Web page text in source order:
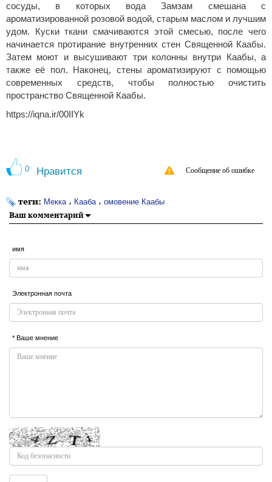
сосуды, в которых вода Замзам смешана с
ароматизированной розовой водой, старым маслом и лучшим
удом. Куски ткани смачиваются этой смесью, после чего
начинается протирание внутренних стен Священной Каабы.
Затем моют и высушивают три колонны внутри Каабы, а
также её пол. Наконец, стены ароматизируют с помощью
современных средств, чтобы полностью очистить
пространство Священной Каабы.
https://iqna.ir/00IIYk
0 Нравится Сообщение об ошибке
теги: Мекка ، Кааба ، омовение Каабы
Ваш комментарий
имя
Электронная почта
* Ваше мнение